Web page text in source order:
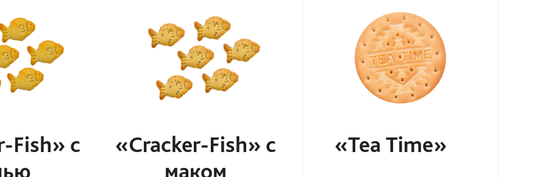
Fish» с
«Cracker-Fish» с
маком
«Tea Time»